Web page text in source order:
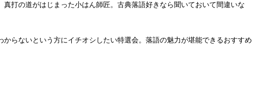
打の道がはじまった小はん師匠。古典落語好きなら聞いておいて間違いな
らないという方にイチオシしたい特選会。落語の魅力が堪能できるおすすめ